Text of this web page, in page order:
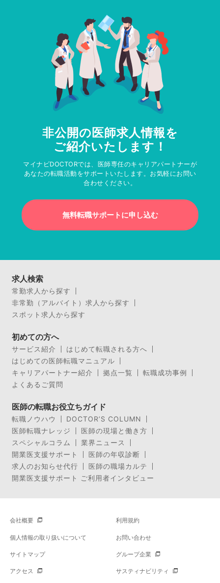
非公開の医師求人情報を
ご紹介いたします！
マイナビDOCTORでは、医師専任のキャリアパートナーが
あなたの転職活動をサポートいたします。お気軽にお問い
合わせください。
無料転職サポートに申し込む
求人検索
常勤求人から探す
非常勤（アルバイト）求人から探す
スポット求人から探す
初めての方へ
サービス紹介
はじめて転職される方へ
はじめての医師転職マニュアル
キャリアパートナー紹介
拠点一覧
転職成功事例
よくあるご質問
医師の転職お役立ちガイド
転職ノウハウ
DOCTOR’S COLUMN
医師転職ナレッジ
医師の現場と働き方
スペシャルコラム
業界ニュース
開業医支援サポート
医師の年収診断
求人のお知らせ代行
医師の職場カルテ
開業医支援サポート ご利用者インタビュー
会社概要 利用規約
個人情報の取り扱いについて お問い合わせ
サイトマップ グループ企業
アクセス サスティナビリティ